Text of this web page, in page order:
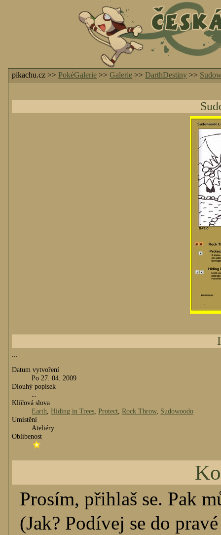
pikachu.cz >>PokéGalerie >>Galerie >>DarthDestiny >>
Datum vytvoření
Po 27. 04. 2009
Dlouhý popisek
...
Klíčová slova
Earth,Hiding in Trees,Protect,Rock Throw, Sudowoodo
Umístění
Ateliéry
Oblíbenost
Prosím, přihlaš se. Pak
(Jak? Podívej se do